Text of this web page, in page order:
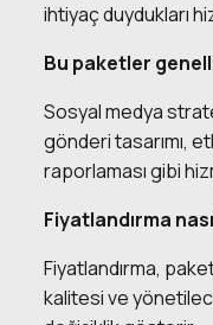
ihtiyaç duydukları
Bu paketler
Sosyal medya
gönderi tasarımı,
raporlaması gibi
Fiyatlandırma
Fiyatlandırma,
kalitesi ve